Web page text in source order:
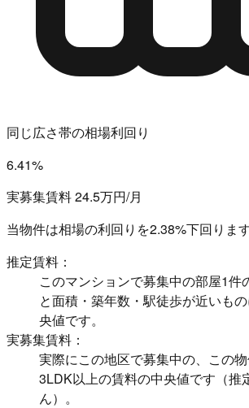
同じ広さ帯の相場利回り
6.41%
実募集賃料 24.5万円/月
当物件は相場の利回りを2.38%下回ります
推定賃料：
このマンションで募集中の部屋1件
と面積・築年数・駅徒歩が近いも
央値です。
実募集賃料：
実際にこの地区で募集中の、この
3LDK以上の賃料の中央値です（推
ん）。